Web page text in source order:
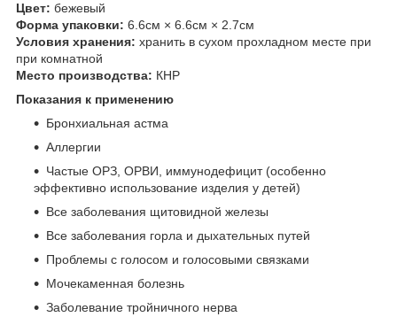
Цвет: бежевый
Форма упаковки: 6.6см × 6.6см × 2.7см
Условия хранения: хранить в сухом прохладном месте при
при комнатной
Место производства: КНР
Показания к применению
Бронхиальная астма
Аллергии
Частые ОРЗ, ОРВИ, иммунодефицит (особенно
эффективно использование изделия у детей)
Все заболевания щитовидной железы
Все заболевания горла и дыхательных путей
Проблемы с голосом и голосовыми связками
Мочекаменная болезнь
Заболевание тройничного нерва